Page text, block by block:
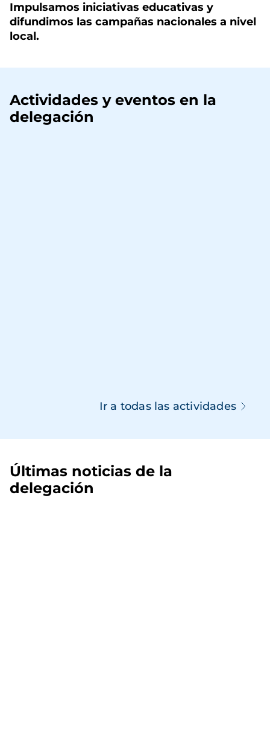
Impulsamos iniciativas educativas y
difundimos las campañas nacionales a nivel
local.
Actividades y eventos en la
delegación
Ir a todas las actividades
Últimas noticias de la
delegación